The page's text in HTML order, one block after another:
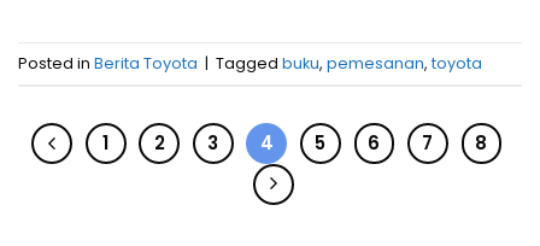
Posted in Berita Toyota | Tagged buku, pemesanan, toyota
1 2 3 4 5 6 7 8